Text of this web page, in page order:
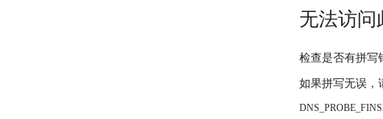
无法访问
检查是否有拼写
如果拼写无误，